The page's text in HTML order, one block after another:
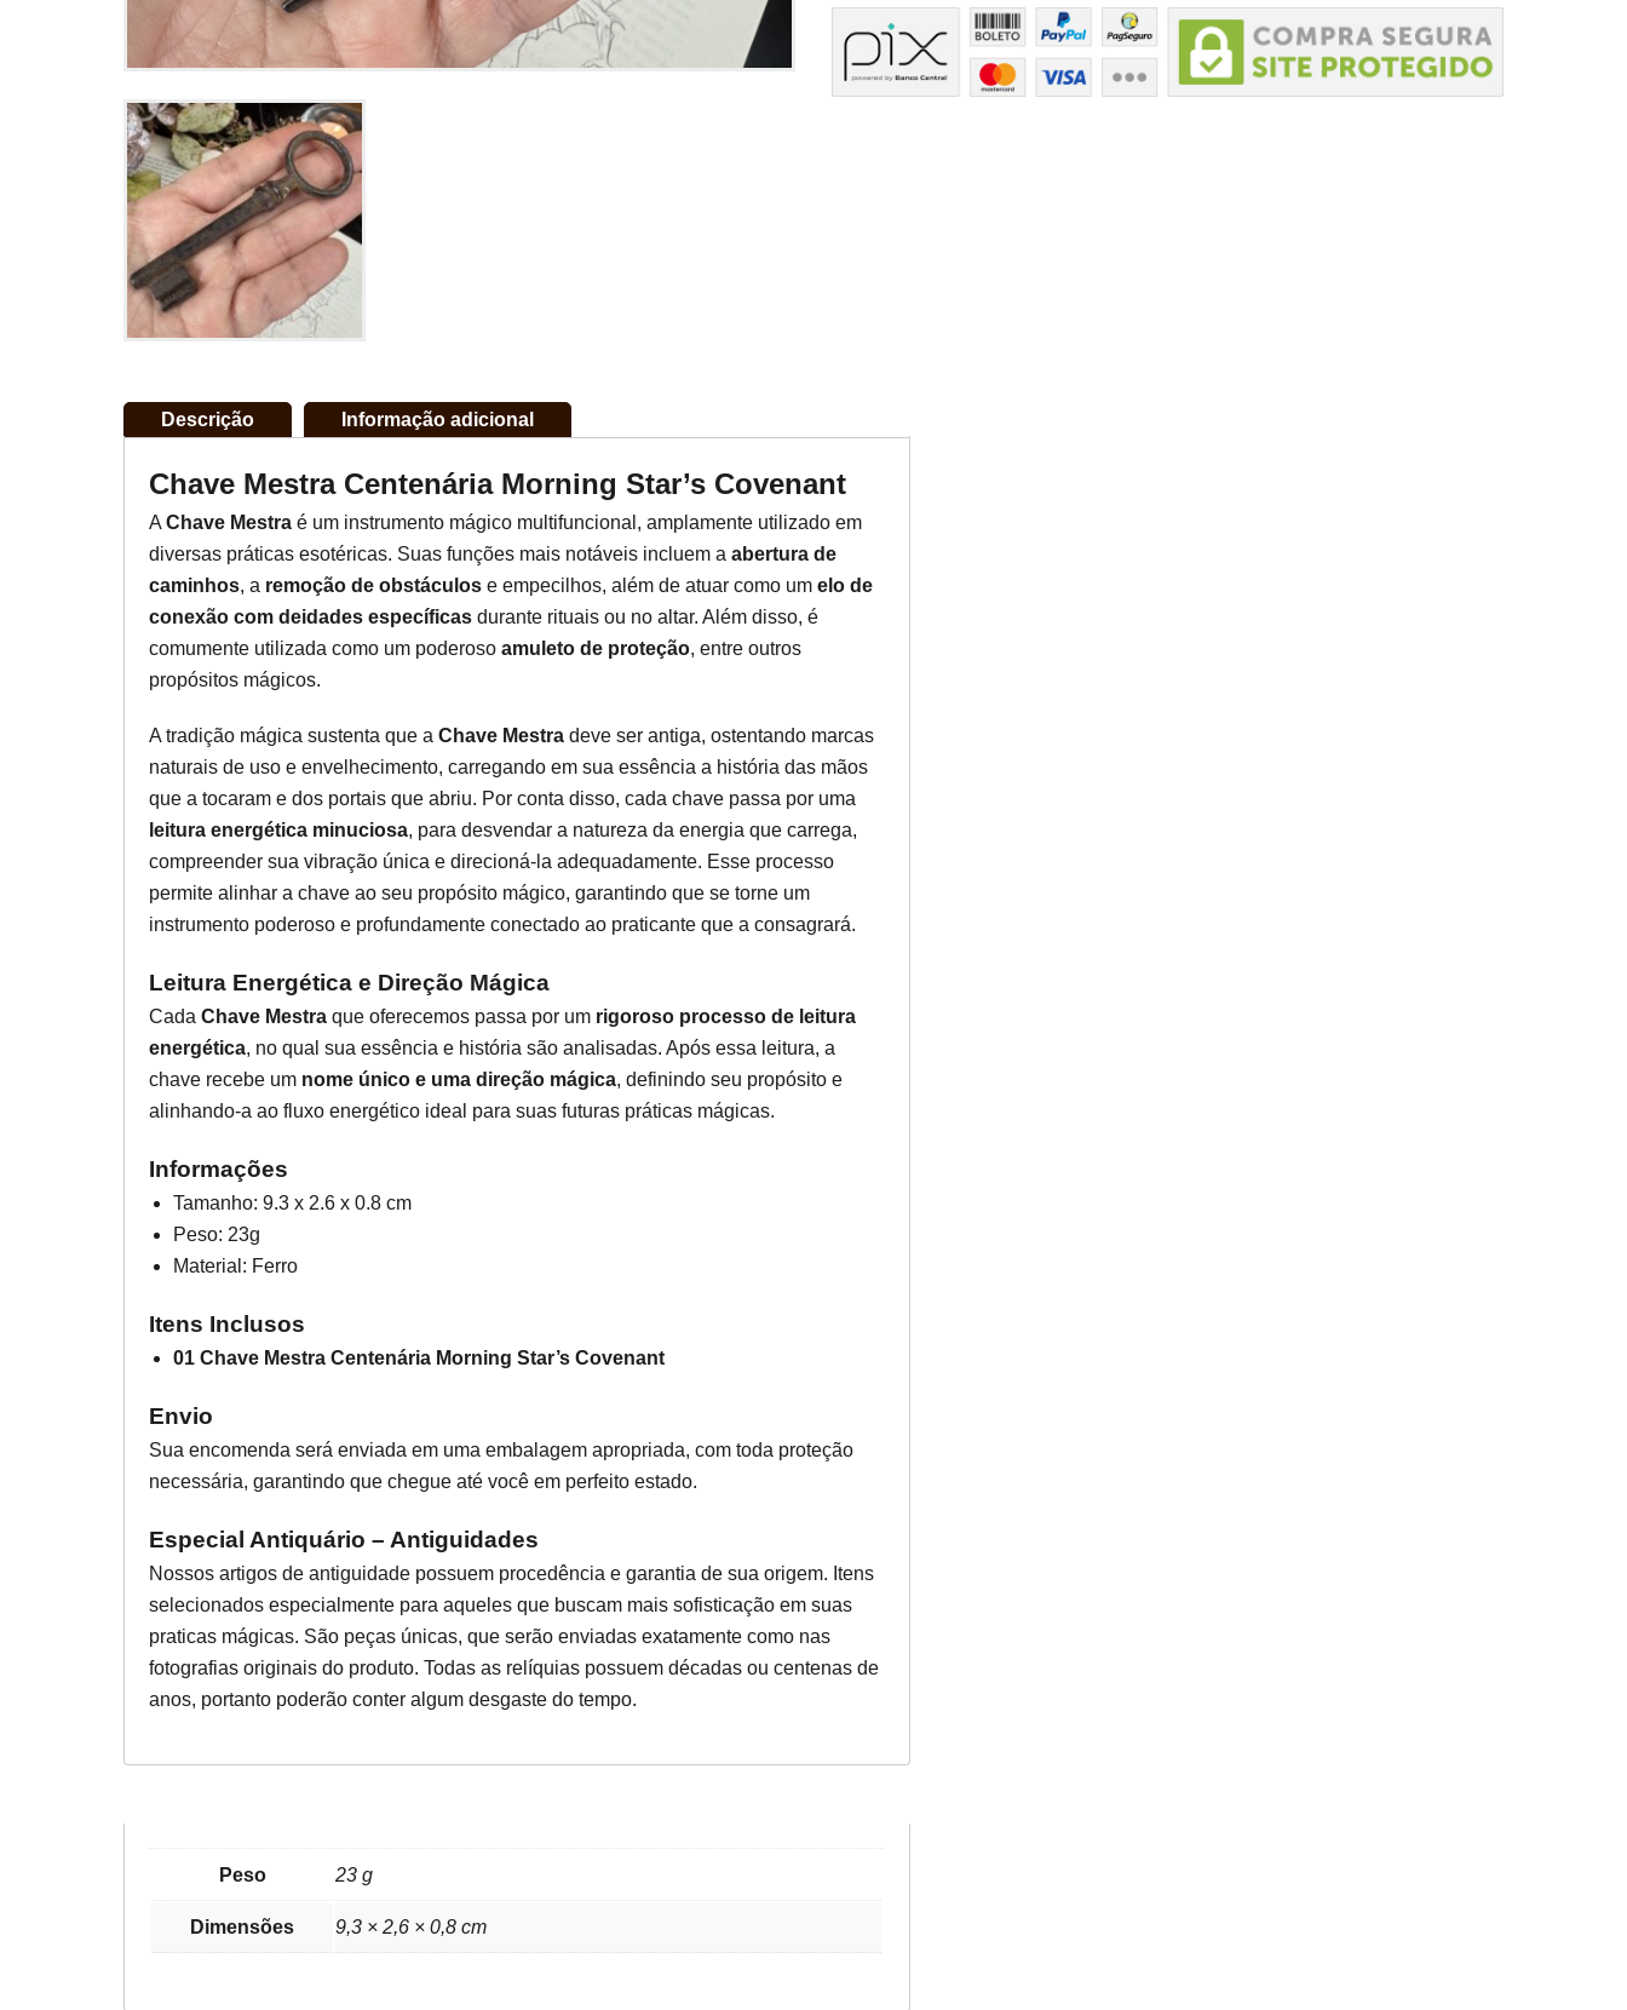
Descrição Informação adicional
Chave Mestra Centenária Morning Star’s Covenant
A Chave Mestra é um instrumento mágico multifuncional, amplamente utilizado em
diversas práticas esotéricas. Suas funções mais notáveis incluem a abertura de
caminhos, a remoção de obstáculos e empecilhos, além de atuar como um elo de
conexão com deidades específicas durante rituais ou no altar. Além disso, é
comumente utilizada como um poderoso amuleto de proteção, entre outros
propósitos mágicos.
A tradição mágica sustenta que a Chave Mestra deve ser antiga, ostentando marcas
naturais de uso e envelhecimento, carregando em sua essência a história das mãos
que a tocaram e dos portais que abriu. Por conta disso, cada chave passa por uma
leitura energética minuciosa, para desvendar a natureza da energia que carrega,
compreender sua vibração única e direcioná-la adequadamente. Esse processo
permite alinhar a chave ao seu propósito mágico, garantindo que se torne um
instrumento poderoso e profundamente conectado ao praticante que a consagrará.
Leitura Energética e Direção Mágica
Cada Chave Mestra que oferecemos passa por um rigoroso processo de leitura
energética, no qual sua essência e história são analisadas. Após essa leitura, a
chave recebe um nome único e uma direção mágica, definindo seu propósito e
alinhando-a ao fluxo energético ideal para suas futuras práticas mágicas.
Informações
Tamanho: 9.3 x 2.6 x 0.8 cm
Peso: 23g
Material: Ferro
Itens Inclusos
01 Chave Mestra Centenária Morning Star’s Covenant
Envio
Sua encomenda será enviada em uma embalagem apropriada, com toda proteção
necessária, garantindo que chegue até você em perfeito estado.
Especial Antiquário – Antiguidades
Nossos artigos de antiguidade possuem procedência e garantia de sua origem. Itens
selecionados especialmente para aqueles que buscam mais sofisticação em suas
praticas mágicas. São peças únicas, que serão enviadas exatamente como nas
fotografias originais do produto. Todas as relíquias possuem décadas ou centenas de
anos, portanto poderão conter algum desgaste do tempo.
Peso 23 g
Dimensões 9,3 × 2,6 × 0,8 cm